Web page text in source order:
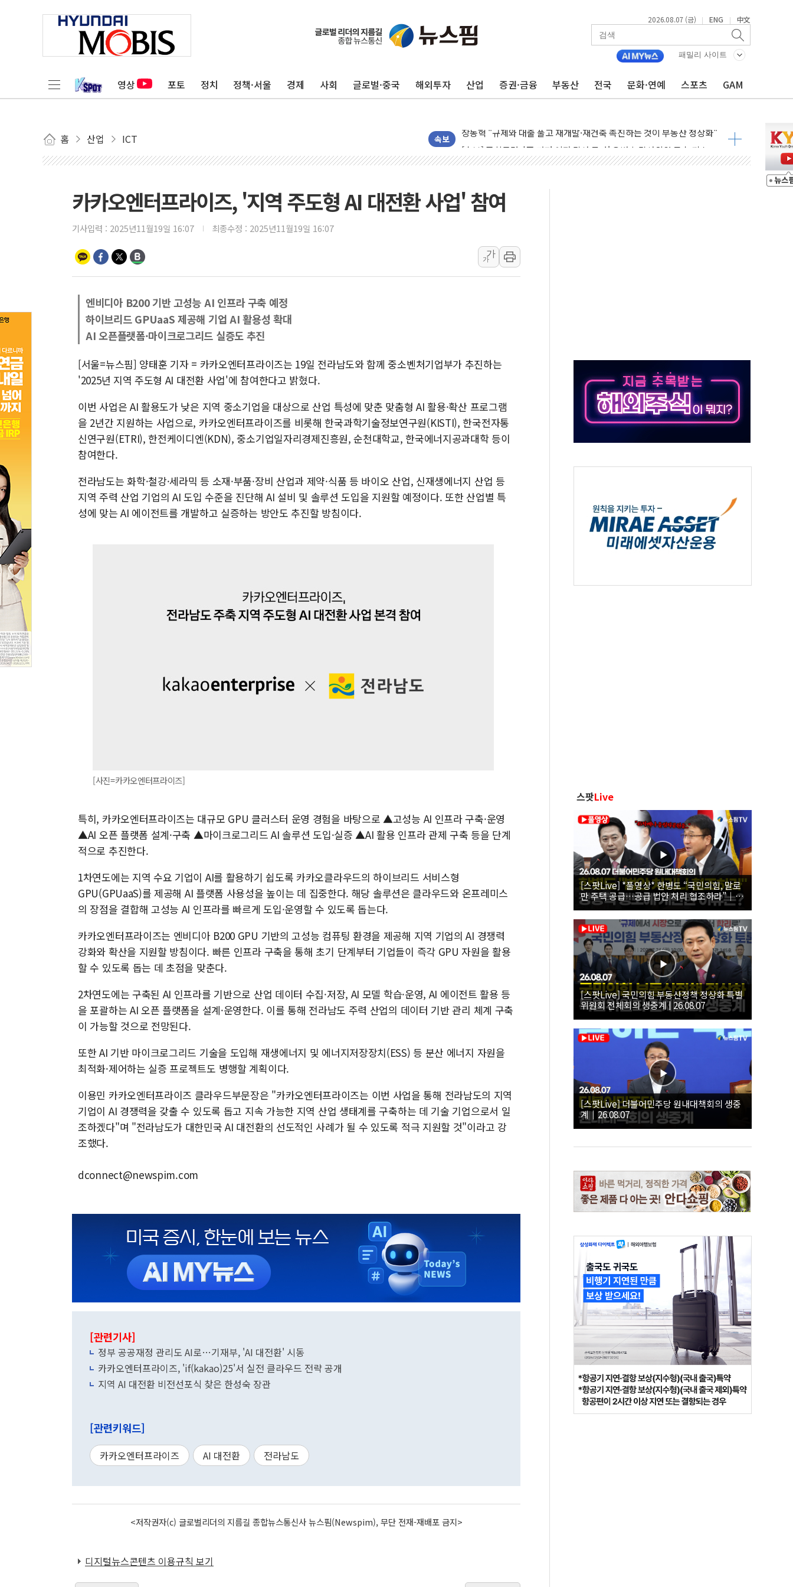
2026.08.07 (금) | ENG | 中文
패밀리 사이트
영상 포토 정치 정책·서울 경제 사회 글로벌·중국 해외투자 산업 증권·금융 부동산 전국 문화·연예 스포츠 GAM
홈 산업 ICT 속보
창호 교체하다 난간 무너져…대전서 50대 일용직 추락 사망
[속보] 종합특검, '尹 관저 이전 감사 무마' 유병호 감사위원 구속 기소
AI에 승부 건 네이버…내년 AI 팩토리 매출 본격화
오렌지플래닛 창업재단, 스타트업 지원 프로그램 성료
경찰, '300억대 사기 혐의' 차가원 대표 구속 송치
경찰, '강북구 오피스텔 살인' 50대 남성 구속 송치
"취약계층에 더 가혹한 여름"…구윤철, 쪽방촌 폭염 대응상황 점검
전국 그늘막 4만개 육박 7년 새 7배 늘었다...폭염 대책비는 8.6배 증가
[특징주] 2차전지주 동반 강세…배터리3사 일제히 상승
디티앤씨알오, 고려대 구로병원과 AI 정밀의료 협력
中企 졸업해도 세제혜택 3년 더...중기부, '피터팬 증후군' 완화 나선다
[특징주] 엘앤에프, 흑자 전환·LFP 공급 본격화에 15%대 급등
[글로벌 마켓 리포트 8월 7일]
카카오엔터프라이즈, '지역 주도형 AI 대전환 사업' 참여
기사입력 : 2025년11월19일 16:07 최종수정 : 2025년11월19일 16:07
가
가
엔비디아 B200 기반 고성능 AI 인프라 구축 예정
하이브리드 GPUaaS 제공해 기업 AI 활용성 확대
AI 오픈플랫폼·마이크로그리드 실증도 추진
[서울=뉴스핌] 양태훈 기자 = 카카오엔터프라이즈는 19일 전라남도와 함께 중소벤처기업부가 추진하는
'2025년 지역 주도형 AI 대전환 사업'에 참여한다고 밝혔다.
이번 사업은 AI 활용도가 낮은 지역 중소기업을 대상으로 산업 특성에 맞춘 맞춤형 AI 활용·확산 프로그램
을 2년간 지원하는 사업으로, 카카오엔터프라이즈를 비롯해 한국과학기술정보연구원(KISTI), 한국전자통
신연구원(ETRI), 한전케이디엔(KDN), 중소기업일자리경제진흥원, 순천대학교, 한국에너지공과대학 등이
참여한다.
전라남도는 화학·철강·세라믹 등 소재·부품·장비 산업과 제약·식품 등 바이오 산업, 신재생에너지 산업 등
지역 주력 산업 기업의 AI 도입 수준을 진단해 AI 설비 및 솔루션 도입을 지원할 예정이다. 또한 산업별 특
성에 맞는 AI 에이전트를 개발하고 실증하는 방안도 추진할 방침이다.
[사진=카카오엔터프라이즈]
특히, 카카오엔터프라이즈는 대규모 GPU 클러스터 운영 경험을 바탕으로 ▲고성능 AI 인프라 구축·운영
▲AI 오픈 플랫폼 설계·구축 ▲마이크로그리드 AI 솔루션 도입·실증 ▲AI 활용 인프라 관제 구축 등을 단계
적으로 추진한다.
1차연도에는 지역 수요 기업이 AI를 활용하기 쉽도록 카카오클라우드의 하이브리드 서비스형
GPU(GPUaaS)를 제공해 AI 플랫폼 사용성을 높이는 데 집중한다. 해당 솔루션은 클라우드와 온프레미스
의 장점을 결합해 고성능 AI 인프라를 빠르게 도입·운영할 수 있도록 돕는다.
카카오엔터프라이즈는 엔비디아 B200 GPU 기반의 고성능 컴퓨팅 환경을 제공해 지역 기업의 AI 경쟁력
강화와 확산을 지원할 방침이다. 빠른 인프라 구축을 통해 초기 단계부터 기업들이 즉각 GPU 자원을 활용
할 수 있도록 돕는 데 초점을 맞춘다.
2차연도에는 구축된 AI 인프라를 기반으로 산업 데이터 수집·저장, AI 모델 학습·운영, AI 에이전트 활용 등
을 포괄하는 AI 오픈 플랫폼을 설계·운영한다. 이를 통해 전라남도 주력 산업의 데이터 기반 관리 체계 구축
이 가능할 것으로 전망된다.
또한 AI 기반 마이크로그리드 기술을 도입해 재생에너지 및 에너지저장장치(ESS) 등 분산 에너지 자원을
최적화·제어하는 실증 프로젝트도 병행할 계획이다.
이용민 카카오엔터프라이즈 클라우드부문장은 "카카오엔터프라이즈는 이번 사업을 통해 전라남도의 지역
기업이 AI 경쟁력을 갖출 수 있도록 돕고 지속 가능한 지역 산업 생태계를 구축하는 데 기술 기업으로서 일
조하겠다"며 "전라남도가 대한민국 AI 대전환의 선도적인 사례가 될 수 있도록 적극 지원할 것"이라고 강
조했다.
dconnect@newspim.com
[관련기사]
정부 공공재정 관리도 AI로…기재부, 'AI 대전환' 시동
카카오엔터프라이즈, 'if(kakao)25'서 실전 클라우드 전략 공개
지역 AI 대전환 비전선포식 찾은 한성숙 장관
[관련키워드]
카카오엔터프라이즈 AI 대전환 전라남도
<저작권자(c) 글로벌리더의 지름길 종합뉴스통신사 뉴스핌(Newspim), 무단 전재-재배포 금지>
디지털뉴스콘텐츠 이용규칙 보기
스팟Live
[스팟Live] *풀영상* 한병도 “국민의힘, 말로
만 주택 공급…공급 법안 처리 협조하라”｜
26.08.07 더불어민주당 원내대책회의
[스팟Live] 국민의힘 부동산정책 정상화 특별
위원회 전체회의 생중계 | 26.08.07
[스팟Live] 더불어민주당 원내대책회의 생중
계｜26.08.07